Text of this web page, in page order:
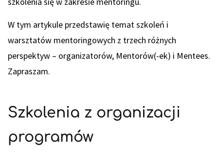
W tym artykule przedstawię temat szkoleń i
warsztatów mentoringowych z trzech różnych
perspektyw – organizatorów, Mentorów(-ek) i Mentees.
Zapraszam.
Szkolenia z organizacji
programów